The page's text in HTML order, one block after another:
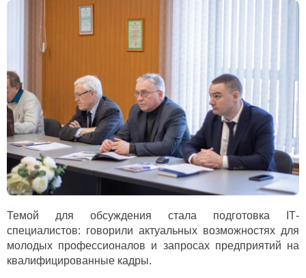
Темой для обсуждения стала подготовка IT-
специалистов: говорили актуальных возможностях для
молодых профессионалов и запросах предприятий на
квалифицированные кадры.